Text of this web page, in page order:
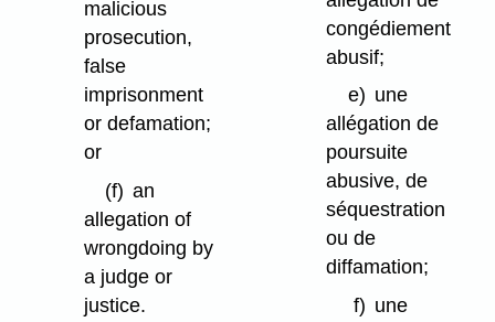
malicious
prosecution,
false
imprisonment
or defamation;
or
(f) an
allegation of
wrongdoing by
a judge or
justice.
congédiement
abusif;
e) une
allégation de
poursuite
abusive, de
séquestration
ou de
diffamation;
f) une